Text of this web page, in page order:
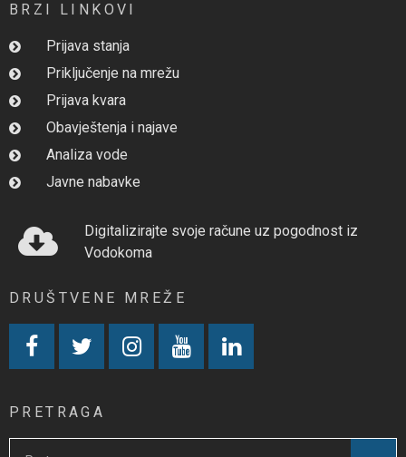
BRZI LINKOVI
Prijava stanja
Priključenje na mrežu
Prijava kvara
Obavještenja i najave
Analiza vode
Javne nabavke
Digitalizirajte svoje račune uz pogodnost iz
Vodokoma
DRUŠTVENE MREŽE
PRETRAGA